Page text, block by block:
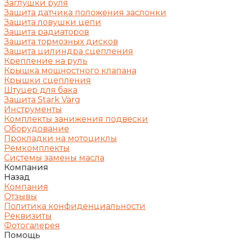
Заглушки руля
Защита датчика положения заслонки
Защита ловушки цепи
Защита радиаторов
Защита тормозных дисков
Защита цилиндра сцепления
Крепление на руль
Крышка мощностного клапана
Крышки сцепления
Штуцер для бака
Защита Stark Varg
Инструменты
Комплекты занижения подвески
Оборудование
Прокладки на мотоциклы
Ремкомплекты
Системы замены масла
Компания
Назад
Компания
Отзывы
Политика конфиденциальности
Реквизиты
Фотогалерея
Помощь